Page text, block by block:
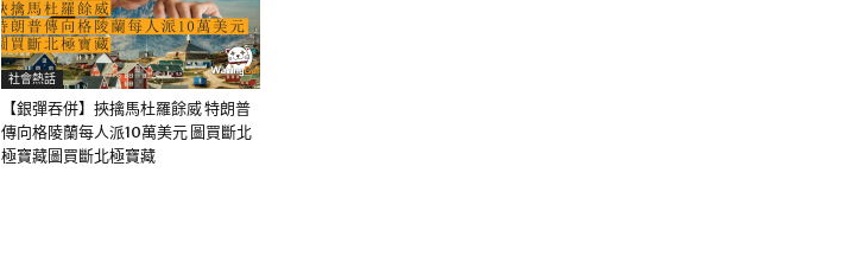
社會熱話
【銀彈吞併】挾擒馬杜羅餘威 特朗普
傳向格陵蘭每人派10萬美元 圖買斷北
極寶藏圖買斷北極寶藏